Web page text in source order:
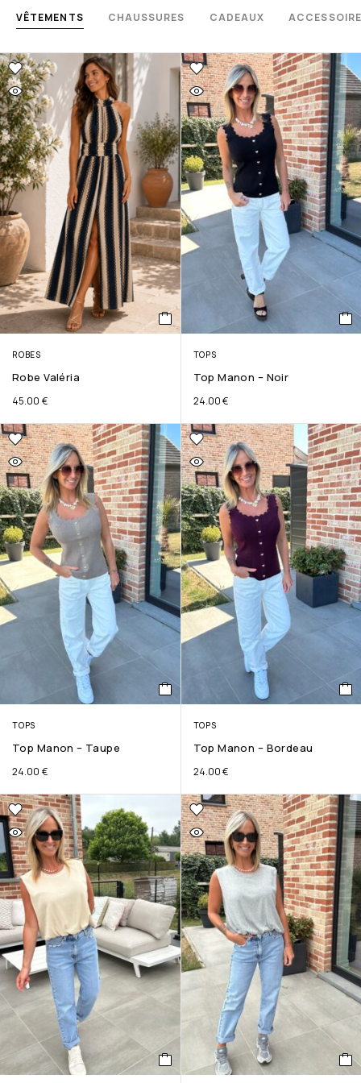
VÊTEMENTS CHAUSSURES CADEAUX
ROBES
Robe Valéria
45.00 €
TOPS
Top Manon – Noir
24.00€
TOPS
Top Manon – Taupe
24.00 €
TOPS
Top Manon – Bordeau
24.00€